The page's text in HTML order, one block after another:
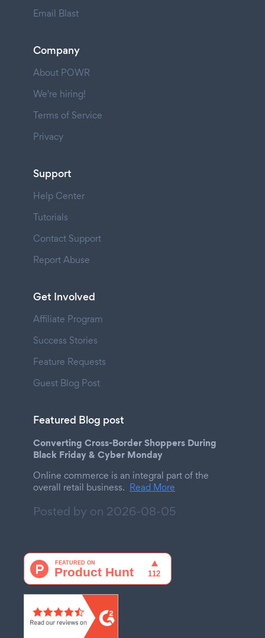
Email Blast
Company
About POWR
We're hiring!
Terms of Service
Privacy
Support
Help Center
Tutorials
Contact Support
Report Abuse
Get Involved
Affiliate Program
Success Stories
Feature Requests
Guest Blog Post
Featured Blog post
Converting Cross-Border Shoppers During
Black Friday & Cyber Monday
Online commerce is an integral part of the
overall retail business. Read More
Posted by on 2026-08-05